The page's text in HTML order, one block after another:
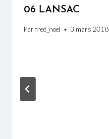
06 LANSAC
Par fred_noel 3 mars 2018